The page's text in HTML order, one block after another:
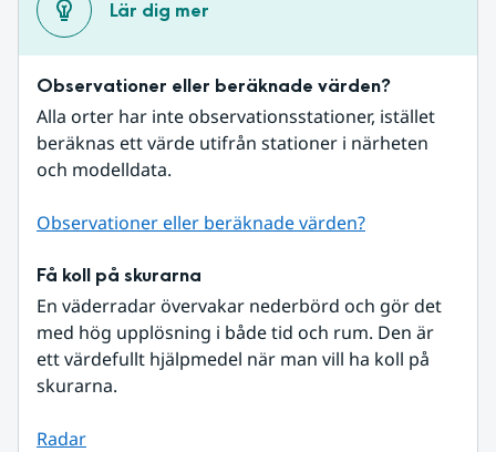
Lär dig mer
Observationer eller beräknade värden?
Alla orter har inte observationsstationer, istället
beräknas ett värde utifrån stationer i närheten
och modelldata.
Observationer eller beräknade värden?
Få koll på skurarna
En väderradar övervakar nederbörd och gör det
med hög upplösning i både tid och rum. Den är
ett värdefullt hjälpmedel när man vill ha koll på
skurarna.
Radar